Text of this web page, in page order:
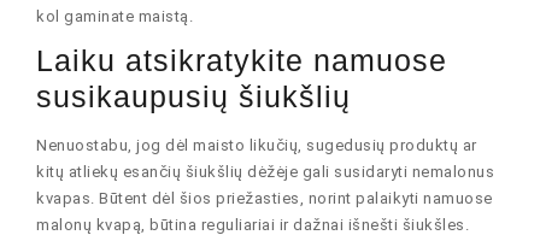
kol gaminate maistą.
Laiku atsikratykite namuose
susikaupusių šiukšlių
Nenuostabu, jog dėl maisto likučių, sugedusių produktų ar
kitų atliekų esančių šiukšlių dėžėje gali susidaryti nemalonus
kvapas. Būtent dėl šios priežasties, norint palaikyti namuose
malonų kvapą, būtina reguliariai ir dažnai išnešti šiukšles.